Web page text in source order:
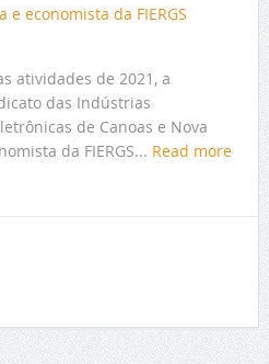
atividades de 2021, a
das Indústrias
de Canoas e Nova
da FIERGS... Read more